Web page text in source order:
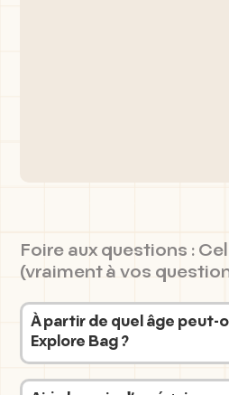
Foire aux questions :
(vraiment à vos
À partir de quel âge peut-
Explore Bag ?
Nous préconisons pour